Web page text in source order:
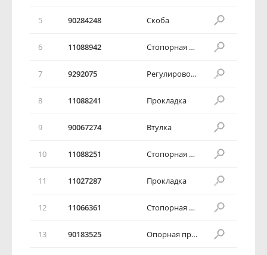
5 90284248 Скоба
6 11088942 Стопорная шайба
7 9292075 Регулировочное кольцо
8 11088241 Прокладка
9 90067274 Втулка
10 11088251 Стопорная шайба
11 11027287 Прокладка
12 11066361 Стопорная шайба
13 90183525 Опорная пружина